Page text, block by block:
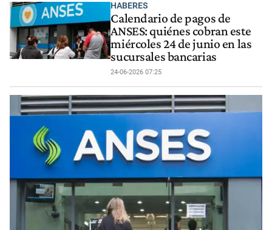
HABERES
Calendario de pagos de
ANSES: quiénes cobran este
miércoles 24 de junio en las
sucursales bancarias
24-06-2026 07:25